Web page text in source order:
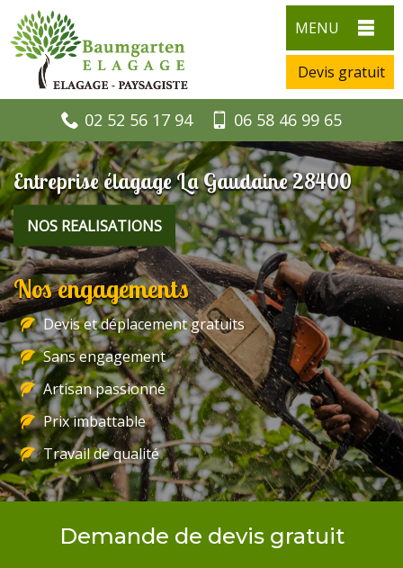
MENU
Devis gratuit
02 52 56 17 94 06 58 46 99 65
Entreprise élagage La Gaudaine 28400
NOS REALISATIONS
Nos engagements
Devis et déplacement gratuits
Sans engagement
Artisan passionné
Prix imbattable
Travail de qualité
Demande de devis gratuit